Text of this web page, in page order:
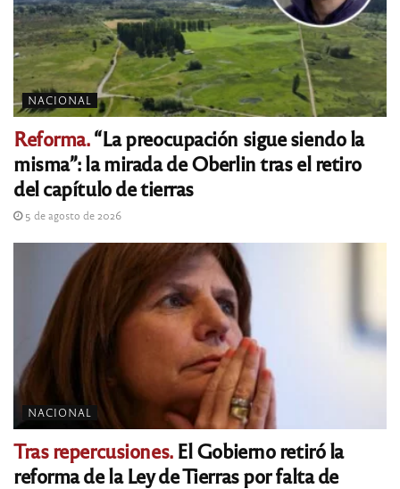
NACIONAL
Reforma.“La preocupación sigue siendo la
misma”: la mirada de Oberlin tras el retiro
del capítulo de tierras
5 de agosto de 2026
NACIONAL
Tras repercusiones.El Gobierno retiró la
reforma de la Ley de Tierras por falta de